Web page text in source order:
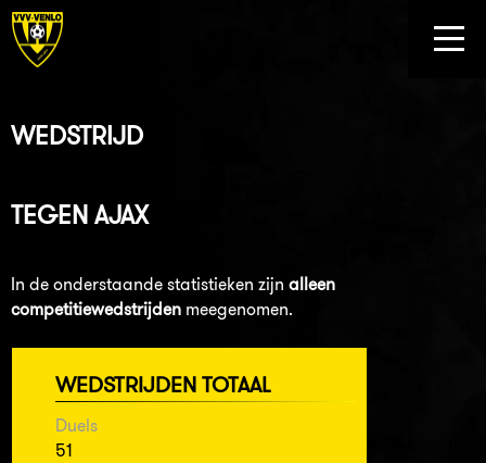
WEDSTRIJD
TEGEN AJAX
In de onderstaande statistieken zijn alleen
competitiewedstrijden meegenomen.
WEDSTRIJDEN TOTAAL
Duels
51